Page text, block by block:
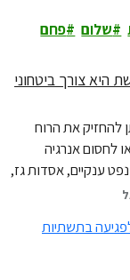
שלום
פחם
צורך ביטחוני
להחזיק את הרוח
לחסום אנרגיה
ענקיים, אסדות גז,
על תחנות הכוח
את…